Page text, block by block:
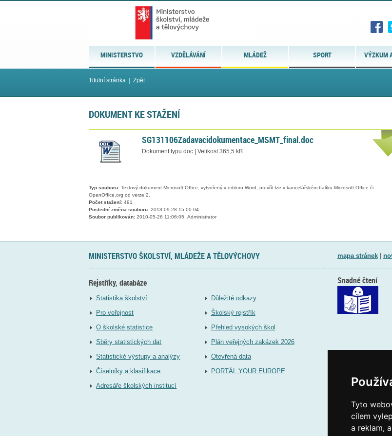
Tyto
cílem
a reklam,
MINISTERSTVO VZDĚLÁVÁNÍ MLÁDEŽ SPORT VÝZKUM
Titulní stránka Zpět
DOKUMENT KE STAŽENÍ
SG131106Zadavacidokumentace_MSMT_final.doc
Dokument typu doc | Velikost 365,5 kB
Typ souboru: Textový dokument Microsoft Office, vytvořený v editoru Word, otevřít lze v kancelářském balíku Microsoft Office či
OpenOffice.org od verze 2.
Počet stažení: 491
Poslední změna souboru: 2013-09-28 15:00:04
Soubor publikován: 2010-05-26 11:06:05, Administrator
MINISTERSTVO ŠKOLSTVÍ, MLÁDEŽE A TĚLOVÝCHOVY mapa stránek|
Rejstříky, databáze
Statistika školství
Pro veřejnost
O školské statistice
Sběry statistických dat
Statistické výstupy a analýzy
Číselníky a klasifikace
Adresáře školských institucí
Důležité odkazy
Školský rejstřík
Přehled vysokých škol
Plán veřejných zakázek 2026
Otevřená data
PORTÁL YOUR EUROPE
Snadné čtení